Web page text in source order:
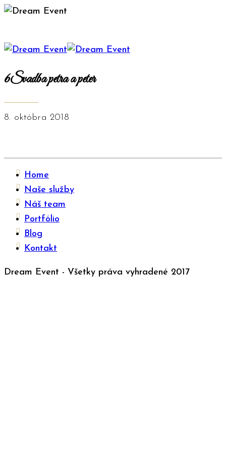
6Svadba petra a peter
8. októbra 2018
Home
Naše služby
Náš team
Portfólio
Blog
Kontakt
Dream Event - Všetky práva vyhradené 2017